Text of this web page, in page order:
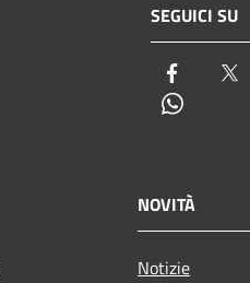
SEGUICI SU
Facebook
NOVITÀ
Notizie